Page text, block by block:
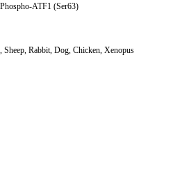
ATF1 (Ser63)
Rabbit, Dog, Chicken, Xenopus